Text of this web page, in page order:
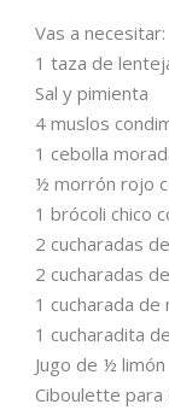
Vas a necesitar:
1 taza de
Sal y pimienta
4 muslos
1 cebolla
½ morrón rojo
1 brócoli chico
2 cucharadas
2 cucharadas
1 cucharada de
1 cucharadita
Jugo de ½ limón
Ciboulette